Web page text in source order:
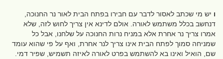
ו יש מי שכתב לאסור לדבר עם חבירו בפתח הבית לאור נר החנוכה,
דנחשב בכלל משתמש לאורה. אולם לדינא אין צריך לחוש לזה, שלא
אמרו צריך נר אחרת אלא במניח נרות החנוכה על שלחנו, אבל כל
שמניחה סמוך לפתח הבית אינו צריך לנר אחרת, ואף על פי שהוא עומד
שם, הואיל ואינו בא להשתמש בפרט לאורה לאיזה תשמיש, שפיר דמי.